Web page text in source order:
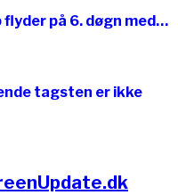
på 6. døgn med…
tagsten er ikke